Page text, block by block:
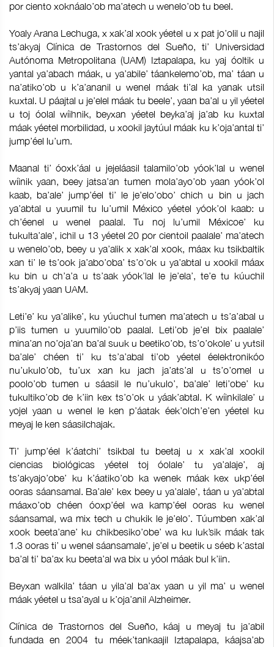
por ciento xoknáalo’ob ma’atech u wenelo’ob tu beel.
Yoaly Arana Lechuga, x xak’al xook yéetel u x pat jo’olil u najil
ts’akyaj Clínica de Trastornos del Sueño, ti’ Universidad
Autónoma Metropolitana (UAM) Iztapalapa, ku yaj óoltik u
yantal ya’abach máak, u ya’abile’ táankelemo’ob, ma’ táan u
na’atiko’ob u k’a’ananil u wenel máak ti’al ka yanak utsil
kuxtal. U páajtal u je’elel máak tu beele’, yaan ba’al u yil yéetel
u toj óolal wíihnik, beyxan yéetel beyka’aj ja’ab ku kuxtal
máak yéetel morbilidad, u xookil jaytúul máak ku k’oja’antal ti’
jump’éel lu’um.
Maanal ti’ óoxk’áal u jejeláasil talamilo’ob yóok’lal u wenel
wíinik yaan, beey jatsa’an tumen mola’ayo’ob yaan yóok’ol
kaab, ba’ale’ jump’éel ti’ le je’elo’obo’ chich u bin u jach
ya’abtal u yuumil tu lu’umil México yéetel yóok’ol kaab: u
ch’éenel u wenel paalal. Tu noj lu’umil Méxicoe’ ku
tukulta’ale’, ichil u 13 yéetel 20 por cientoil paalale’ ma’atech
u wenelo’ob, beey u ya’alik x xak’al xook, máax ku tsikbaltik
xan ti’ le ts’ook ja’abo’oba’ ts’o’ok u ya’abtal u xookil máax
ku bin u ch’a’a u ts’aak yóok’lal le je’ela’, te’e tu kúuchil
ts’akyaj yaan UAM.
Leti’e’ ku ya’alike’, ku yúuchul tumen ma’atech u ts’a’abal u
p’iis tumen u yuumilo’ob paalal. Leti’ob je’el bix paalale’
mina’an no’oja’an ba’al suuk u beetiko’ob, ts’o’okole’ u yutsil
ba’ale’ chéen ti’ ku ts’a’abal ti’ob yéetel éelektronikóo
nu’ukulo’ob, tu’ux xan ku jach ja’ats’al u ts’o’omel u
poolo’ob tumen u sáasil le nu’ukulo’, ba’ale’ leti’obe’ ku
tukultiko’ob de k’iin kex ts’o’ok u yáak’abtal. K wíinkilale’ u
yojel yaan u wenel le ken p’áatak éek’olch’e’en yéetel ku
meyaj le ken sáasilchajak.
Ti’ jump’éel k’áatchi’ tsikbal tu beetaj u x xak’al xookil
ciencias biológicas yéetel toj óolale’ tu ya’alaje’, aj
ts’akyajo’obe’ ku k’áatiko’ob ka wenek máak kex ukp’éel
ooras sáansamal. Ba’ale’ kex beey u ya’alale’, táan u ya’abtal
máaxo’ob chéen óoxp’éel wa kamp’éel ooras ku wenel
sáansamal, wa mix tech u chukik le je’elo’. Túumben xak’al
xook beeta’ane’ ku chikbesiko’obe’ wa ku luk’sik máak tak
1.3 ooras ti’ u wenel sáansamale’, je’el u beetik u séeb k’astal
ba’al ti’ ba’ax ku beeta’al wa bix u yóol máak bul k’iin.
Beyxan walkila’ táan u yila’al ba’ax yaan u yil ma’ u wenel
máak yéetel u tsa’ayal u k’oja’anil Alzheimer.
Clínica de Trastornos del Sueño, káaj u meyaj tu ja’abil
fundada en 2004 tu méek’tankaajil Iztapalapa, káajsa’ab